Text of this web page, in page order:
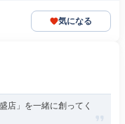
気になる
店」を一緒に創ってく